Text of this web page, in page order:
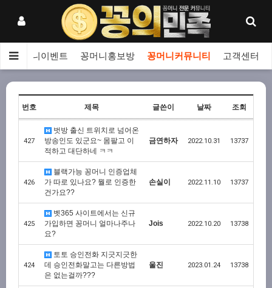
꽁머니이벤트 꽁머니홍보방 꽁머니커뮤니티 고객센터
번호 제목 글쓴이 날짜 조회
427
벗방 출신 트위치로 넘어온
방송인도 있군요~ 몸팔고 이
적하고 대단하네 ㅋㅋ
금연하자 2022.10.31 13737
426
블랙가능 꽁머니 인증업체
가 따로 있나요? 뭘로 인증한
건가요??
손실이 2022.11.10 13737
425
벳365 사이트에서는 신규
가입하면 꽁머니 얼마나주나
요?
Jois 2022.10.20 13738
424
토토 승인전화 지긋지긋한
데 승인전화말고는 다른방법
은 없는걸까???
울진 2023.01.24 13738